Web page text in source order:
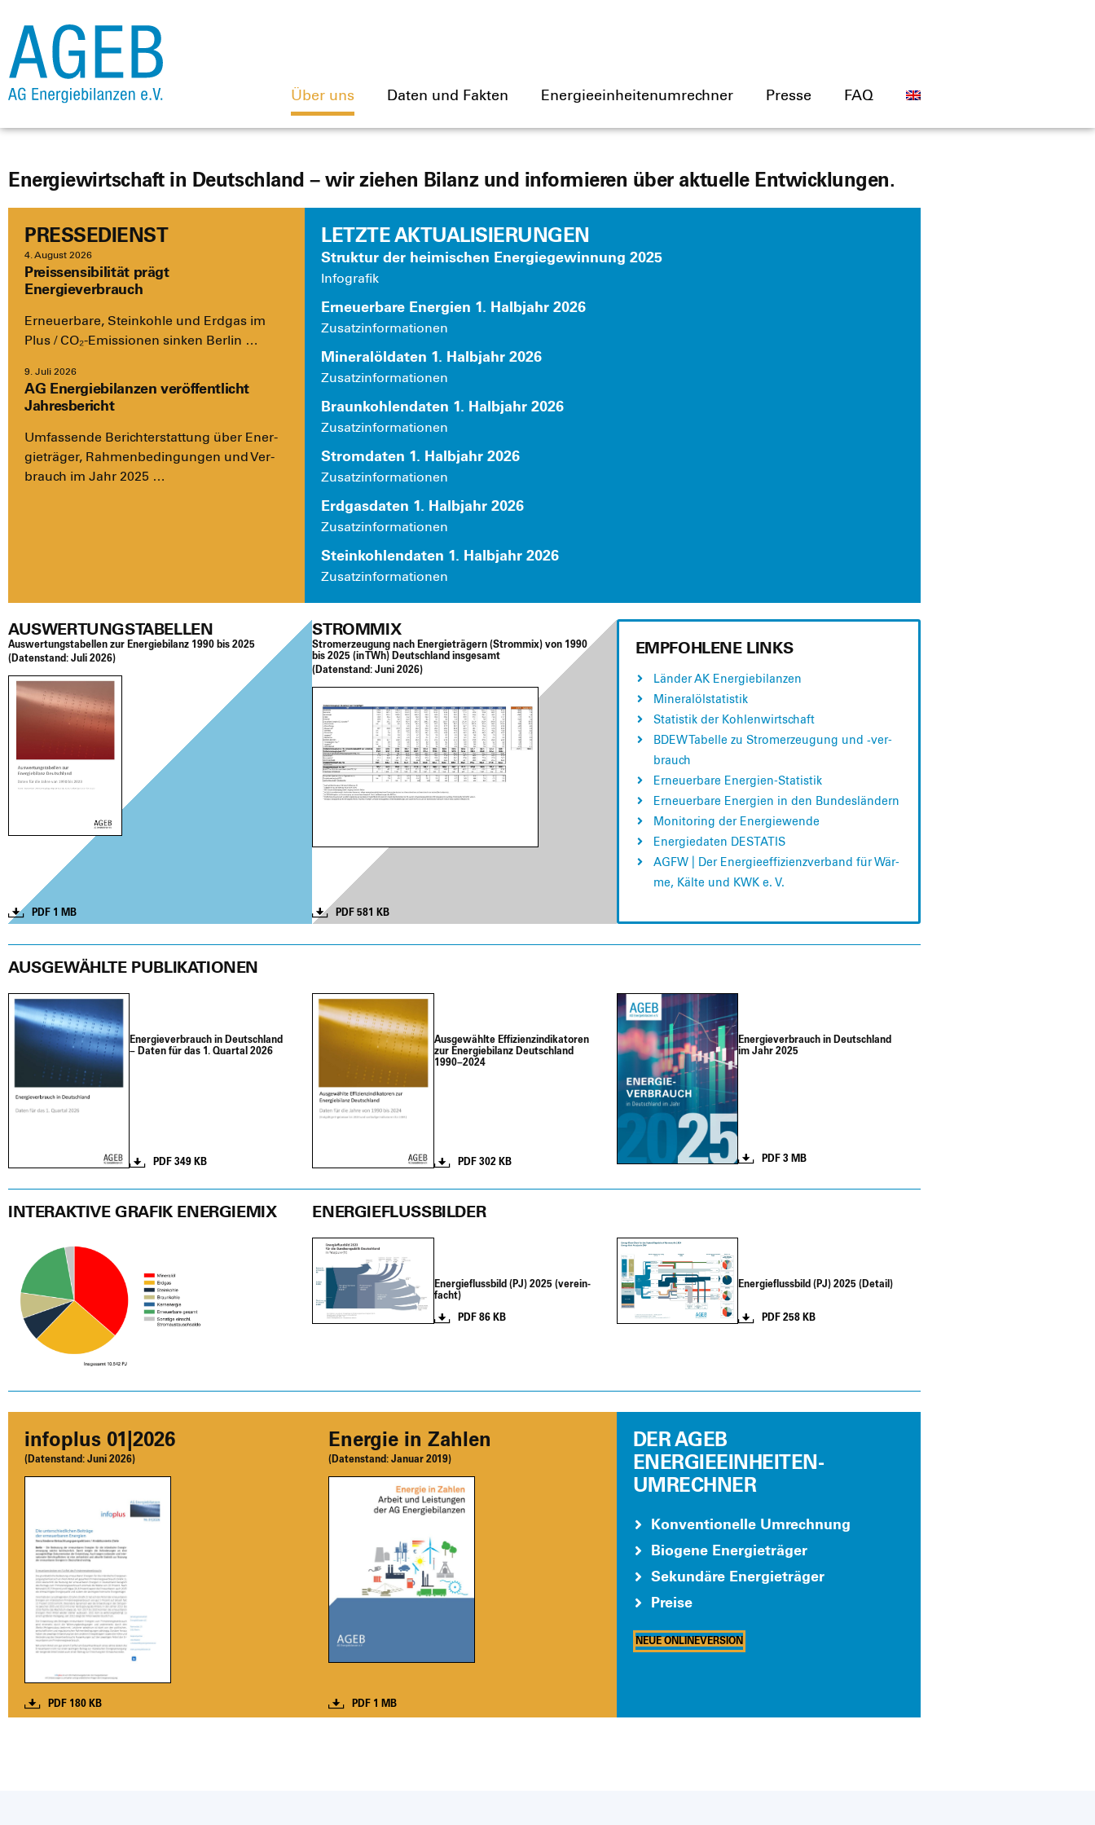
Über uns Daten und Fakten Energieeinheitenumrechner Presse FAQ
Energiewirtschaft in Deutschland – wir ziehen Bilanz und informieren über aktuelle Entwicklungen.
PRESSEDIENST
4. August 2026
Preissensibilität prägt
Energieverbrauch
Erneu­er­ba­re, Stein­koh­le und Erd­gas im
Plus / CO₂-Emis­­sio­­nen sin­ken Ber­lin …
9. Juli 2026
AG Energiebilanzen veröffentlicht
Jahresbericht
Umfas­sen­de Bericht­erstat­tung über Ener­
gie­trä­ger, Rah­men­be­din­gun­gen und Ver­
brauch im Jahr 2025 …
LETZTE AKTUALISIERUNGEN
Struk­tur der hei­mi­schen Ener­gie­ge­win­nung 2025
Info­gra­fik
Erneu­er­ba­re Ener­gien 1. Halb­jahr 2026
Zusatz­in­for­ma­tio­nen
Mine­ral­öl­da­ten 1. Halb­jahr 2026
Zusatz­in­for­ma­tio­nen
Braun­koh­len­da­ten 1. Halb­jahr 2026
Zusatz­in­for­ma­tio­nen
Strom­da­ten 1. Halb­jahr 2026
Zusatz­in­for­ma­tio­nen
Erd­gas­da­ten 1. Halb­jahr 2026
Zusatz­in­for­ma­tio­nen
Stein­koh­len­da­ten 1. Halb­jahr 2026
Zusatz­in­for­ma­tio­nen
AUSWERTUNGSTABELLEN
Aus­wer­tungs­ta­bel­len zur Ener­gie­bi­lanz 1990 bis 2025
(Daten­stand: Juli 2026)
PDF 1 MB
STROMMIX
Strom­erzeu­gung nach Ener­gie­trä­gern (Strom­mix) von 1990
bis 2025 (in TWh) Deutsch­land ins­ge­samt
(Daten­stand:Juni 2026)
PDF 581 KB
EMPFOHLENE LINKS
Län­der AK Ener­gie­bi­lan­zen
Mine­ral­öl­sta­tis­tik
Sta­tis­tik der Koh­len­wirt­schaft
BDEW Tabel­le zu Strom­erzeu­gung und ‑ver­
brauch
Erneu­er­ba­re Ener­gien-Sta­tis­tik
Erneu­er­ba­re Ener­gien in den Bun­des­län­dern
Moni­to­ring der Ener­gie­wen­de
Ener­gie­da­ten DESTATIS
AGFW | Der Ener­gie­ef­fi­zi­enz­ver­band für Wär­
me, Käl­te und KWK e. V.
AUSGEWÄHLTE PUBLIKATIONEN
Ener­gie­ver­brauch in Deutsch­land
– Daten für das 1. Quar­tal 2026
PDF 349 KB
Aus­ge­wähl­te Effi­zi­en­z­in­di­ka­to­ren
zur Ener­gie­bi­lanz Deutsch­land
1990–2024
PDF 302 KB
Ener­gie­ver­brauch in Deutsch­land
im Jahr 2025
PDF 3 MB
INTERAKTIVE GRAFIK ENERGIEMIX ENERGIEFLUSSBILDER
Ener­gie­fluss­bild (PJ) 2025 (ver­ein­
facht)
PDF 86 KB
Ener­gie­fluss­bild (PJ) 2025 (Detail)
PDF 258 KB
info­plus 01|2026
(Daten­stand: Juni 2026)
PDF 180 KB
Ener­gie in Zah­len
(Daten­stand:Janu­ar 2019)
PDF 1 MB
DER AGEB
ENERGIEEINHEITEN-
UMRECHNER
Kon­ven­tio­nel­le Umrech­nung
Bio­ge­ne Ener­gie­trä­ger
Sekun­dä­re Ener­gie­trä­ger
Prei­se
NEUE ONLIN­EVER­SI­ON